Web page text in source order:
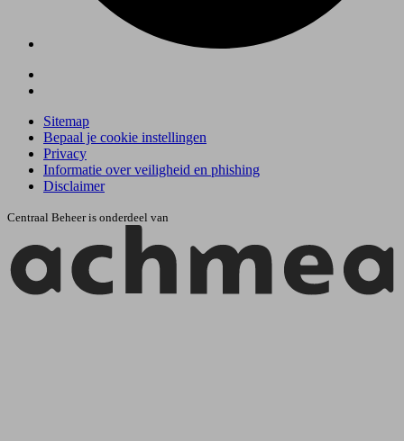
Sitemap
Bepaal je cookie instellingen
Privacy
Informatie over veiligheid en phishing
Disclaimer
Centraal Beheer is onderdeel van